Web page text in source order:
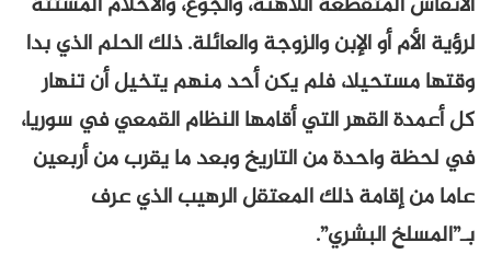
لرؤية الأم أو الإبن والزوجة والعائلة. ذلك الحلم الذي بدا
وقتها مستحيلا، فلم يكن أحد منهم يتخيل أن تنهار
كل أعمدة القهر التي أقامها النظام القمعي في سوريا،
في لحظة واحدة من التاريخ وبعد ما يقرب من أربعين
عاما من إقامة ذلك المعتقل الرهيب الذي عرف
بـ”المسلخ البشري”.